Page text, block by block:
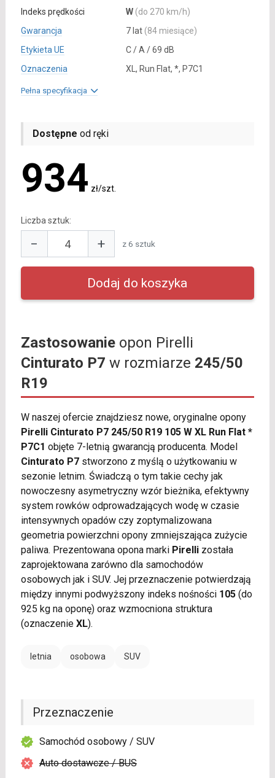
Indeks prędkości
W (do 270 km/h)
Gwarancja
7 lat (84 miesiące)
Etykieta UE
C / A / 69 dB
Oznaczenia
XL, Run Flat, *, P7C1
Pełna specyfikacja
Dostępne od ręki
934 zł/szt.
Liczba sztuk:
− + z 6 sztuk
Zastosowanieopon Pirelli
Cinturato P7 w rozmiarze 245/50
R19
W naszej ofercie znajdziesz nowe, oryginalne opony
Pirelli Cinturato P7 245/50 R19 105 W XL Run Flat *
P7C1 objęte 7-letnią gwarancją producenta. Model
Cinturato P7stworzono z myślą o użytkowaniu w
sezonie letnim. Świadczą o tym takie cechy jak
nowoczesny asymetryczny wzór bieżnika, efektywny
system rowków odprowadzających wodę w czasie
intensywnych opadów czy zoptymalizowana
geometria powierzchni opony zmniejszająca zużycie
paliwa. Prezentowana opona marki Pirellizostała
zaprojektowana zarówno dla samochodów
osobowych jak i SUV. Jej przeznaczenie potwierdzają
między innymi podwyższony indeks nośności 105(do
925 kg na oponę) oraz wzmocniona struktura
(oznaczenie XL).
letnia osobowa SUV
Przeznaczenie
Samochód osobowy / SUV
Auto dostawcze / BUS